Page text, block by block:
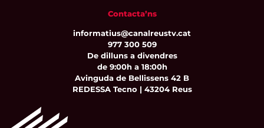
Contacta’ns
informatius@canalreustv.cat
977 300 509
De dilluns a divendres
de 9:00h a 18:00h
Avinguda de Bellissens 42 B
REDESSA Tecno | 43204 Reus